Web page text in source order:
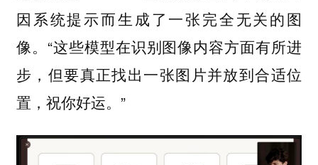
因系统提示而生成了一张完全无关的图
像。“这些模型在识别图像内容方面有所进
步，但要真正找出一张图片并放到合适位
置，祝你好运。”